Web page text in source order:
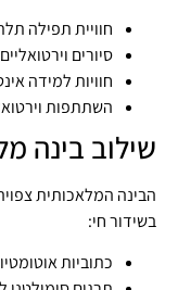
חוויית תפילה
סיורים
חוויות למידה
השתתפות
שילוב בינה
הבינה המלאכותית
בשידור חי:
כתוביות